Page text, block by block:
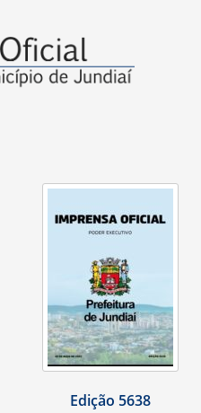
Edição 5638